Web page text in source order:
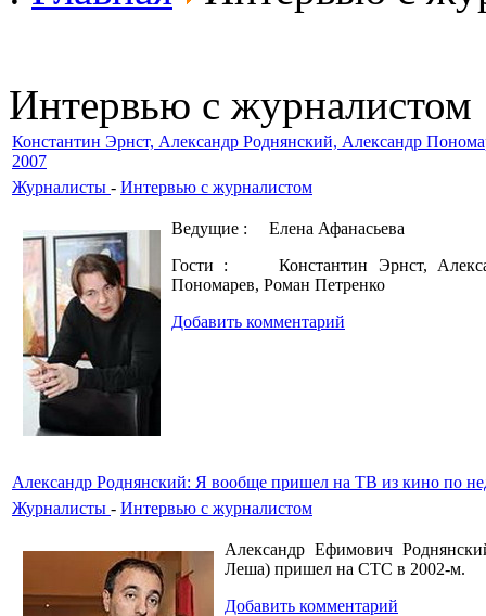
Интервью с журналистом
Константин Эрнст, Александр Роднянский, Александр
2007
Журналисты - Интервью с журналистом
Ведущие : Елена Афанасьева
Гости : Константин Эрнст,
Пономарев, Роман Петренко
Добавить комментарий
Александр Роднянский: Я вообще пришел на ТВ из кино по
Журналисты - Интервью с журналистом
Александр Ефимович
Леша) пришел на СТС в 2002-м.
Добавить комментарий